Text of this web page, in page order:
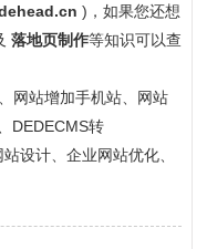
)，如果您还想
落地页制作等知识可以查
网站增加手机站、网站
DEDECMS转
设计、企业网站优化、